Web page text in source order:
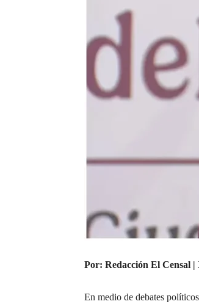
Por: Redacción El Censal
En medio de debates